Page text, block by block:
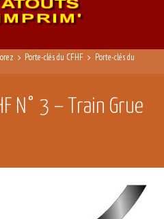
Porte-clés du CFHF Porte-clés du
N° 3 – Train Grue